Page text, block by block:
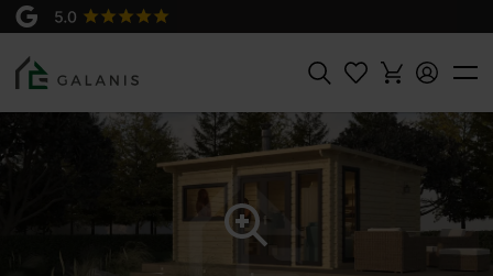
Rechercher
Produit:
CENERE 2 Madriers en 44 mm
8030 €